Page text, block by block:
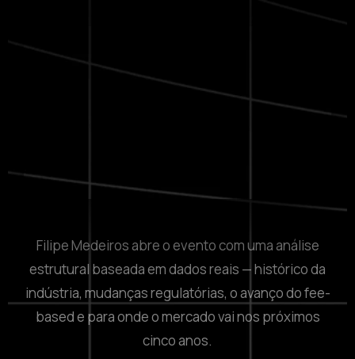
Filipe Medeiros abre o evento com uma análise
estrutural baseada em dados reais — histórico da
indústria, mudanças regulatórias, o avanço do fee-
based e para onde o mercado vai nos próximos
cinco anos.